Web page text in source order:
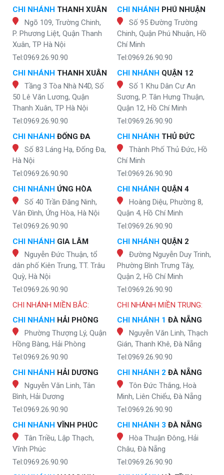
CHI NHÁNH THANH XUÂN
Ngõ 109, Trường Chinh,
P. Phương Liệt, Quận Thanh
Xuân, TP Hà Nội
Tel:0969.26.90.90
CHI NHÁNH THANH XUÂN
Tầng 3 Tòa Nhà N4D, Số
50 Lê Văn Lương, Quận
Thanh Xuân, TP Hà Nội
Tel:0969.26.90.90
CHI NHÁNH ĐỐNG ĐA
Số 83 Láng Hạ, Đống Đa,
Hà Nội
Tel:0969.26.90.90
CHI NHÁNH ỨNG HÒA
Số 40 Trần Đăng Ninh,
Vân Đình, Ứng Hòa, Hà Nội
Tel:0969.26.90.90
CHI NHÁNH GIA LÂM
Nguyễn Đức Thuận, tổ
dân phố Kiên Trung, TT. Trâu
Quỳ, Hà Nội
Tel:0969.26.90.90
CHI NHÁNH PHÚ NHUẬN
Số 95 Đường Trường
Chinh, Quận Phú Nhuận, Hồ
Chí Minh
Tel:0969.26.90.90
CHI NHÁNH QUẬN 12
Số 1 Khu Dân Cư An
Sương, P. Tân Hưng Thuận,
Quận 12, Hồ Chí Minh
Tel:0969.26.90.90
CHI NHÁNH THỦ ĐỨC
Thành Phố Thủ Đức, Hồ
Chí Minh
Tel:0969.26.90.90
CHI NHÁNH QUẬN 4
Hoàng Diệu, Phường 8,
Quận 4, Hồ Chí Minh
Tel:0969.26.90.90
CHI NHÁNH QUẬN 2
Đường Nguyễn Duy Trinh,
Phường Bình Trưng Tây,
Quận 2, Hồ Chí Minh
Tel:0969.26.90.90
CHI NHÁNH MIỀN BẮC:
CHI NHÁNH HẢI PHÒNG
Phường Thượng Lý, Quận
Hồng Bàng, Hải Phòng
Tel:0969.26.90.90
CHI NHÁNH HẢI DƯƠNG
Nguyễn Văn Linh, Tân
Bình, Hải Dương
Tel:0969.26.90.90
CHI NHÁNH VĨNH PHÚC
Tân Triều, Lập Thạch,
Vĩnh Phúc
Tel:0969.26.90.90
CHI NHÁNH MIỀN TRUNG:
CHI NHÁNH 1 ĐÀ NẴNG
Nguyễn Văn Linh, Thạch
Gián, Thanh Khê, Đà Nẵng
Tel:0969.26.90.90
CHI NHÁNH 2 ĐÀ NẴNG
Tôn Đức Thắng, Hoà
Minh, Liên Chiểu, Đà Nẵng
Tel:0969.26.90.90
CHI NHÁNH 3 ĐÀ NẴNG
Hòa Thuận Đông, Hải
Châu, Đà Nẵng
Tel:0969.26.90.90